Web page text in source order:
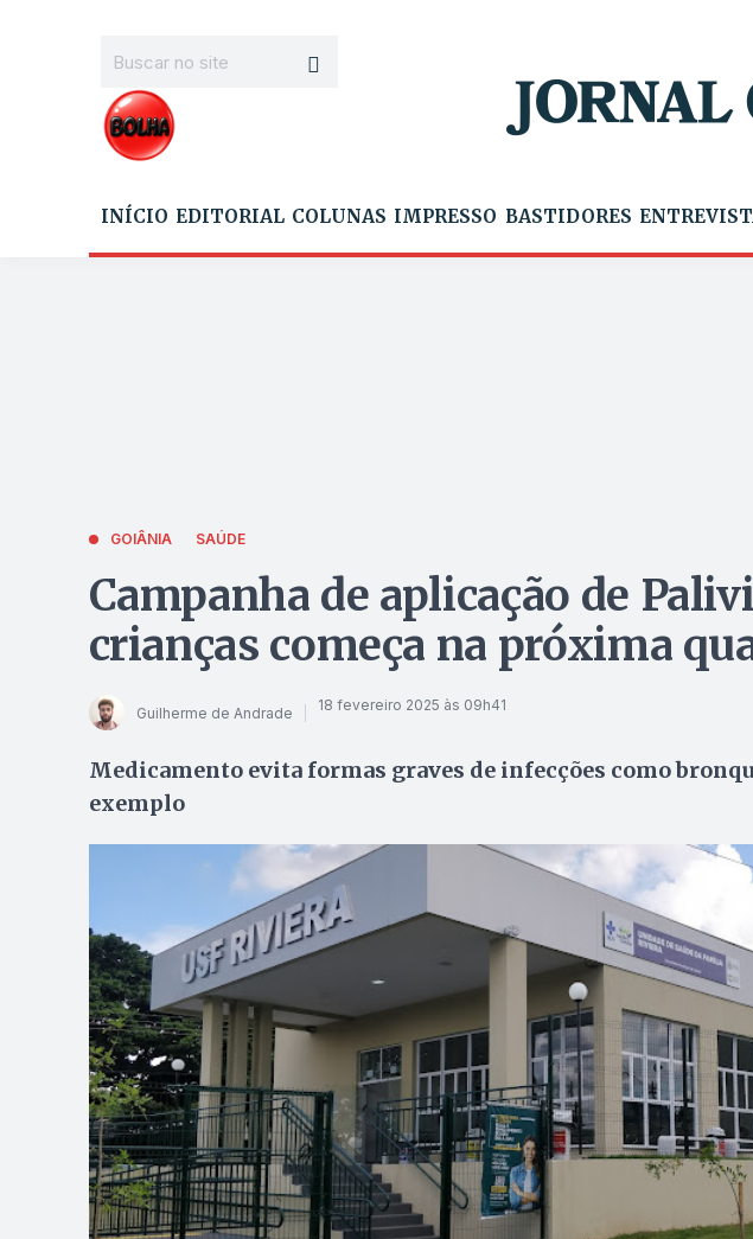
INÍCIO EDITORIAL COLUNAS IMPRESSO BASTIDORES
GOIÂNIA SAÚDE
Campanha de aplicação de
crianças começa na próxima
Guilherme de Andrade 18 fevereiro 2025 às 09h41
Medicamento evita formas graves de infecções como
exemplo